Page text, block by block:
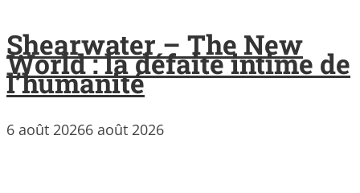
Shearwater – The New
World : la défaite intime de
l’humanité
6 août 20266 août 2026